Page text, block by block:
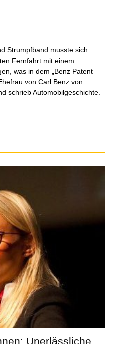
Strumpfband musste sich
Fernfahrt mit einem
was in dem „Benz Patent
von Carl Benz von
schrieb Automobilgeschichte.
Unerlässliche